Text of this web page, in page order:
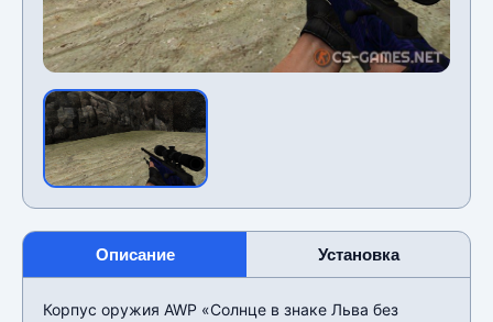
Описание Установка
Корпус оружия AWP «Солнце в знаке Льва без